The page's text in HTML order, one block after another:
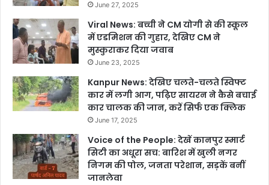
June 27, 2025
Viral News: बच्ची ने CM योगी से की स्कूल
में एडमिशन की गुहार, देखिए CM ने
मुस्कुराकर दिया जवाब
June 23, 2025
Kanpur News: देखिए चलते-चलते स्विफ्ट
कार में लगी आग, पढ़िए सायरन ने कैसे बचाई
कार चालक की जान, करें सिर्फ एक क्लिक
June 17, 2025
Voice of the People: देखें कानपुर स्मार्ट
सिटी का अधूरा सच: बारिश में खुली नगर
निगम की पोल, जनता परेशान, सड़कें बनीं
जानलेवा